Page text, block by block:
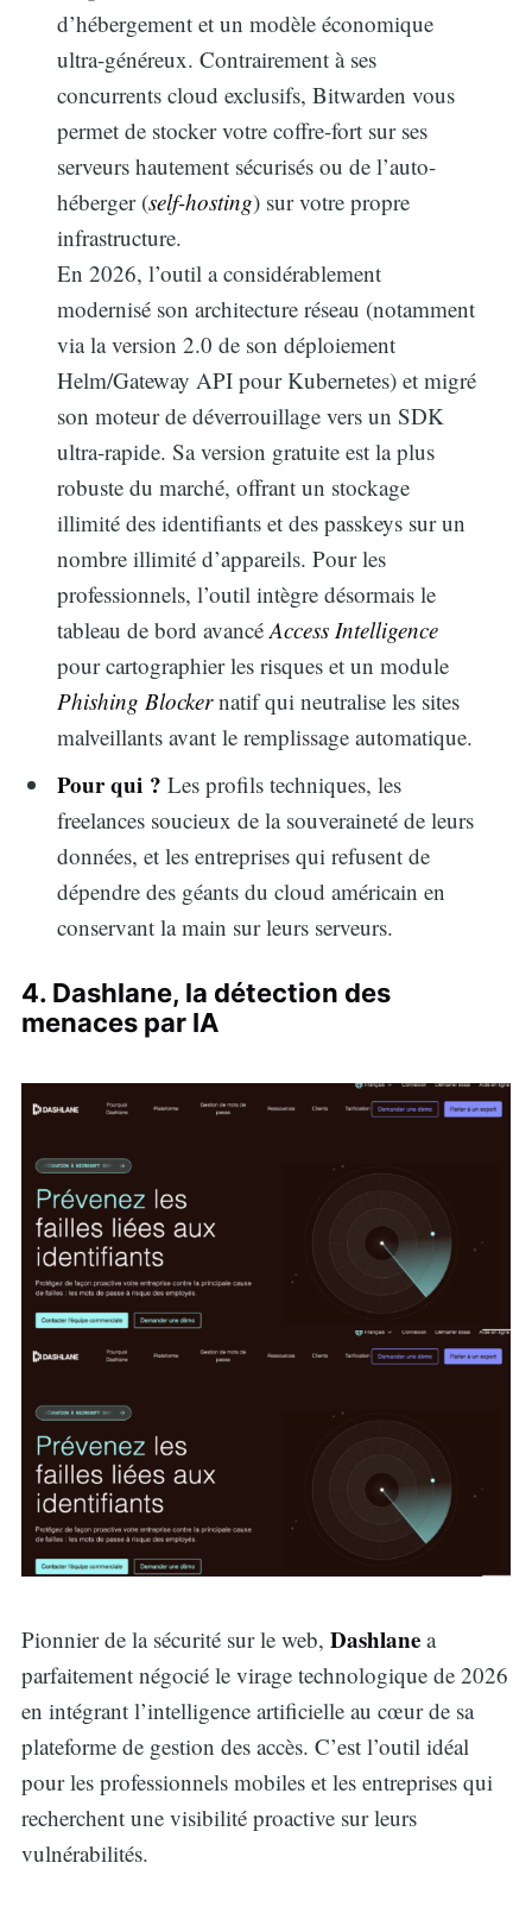
d’hébergement et un modèle économique
ultra-généreux. Contrairement à ses
concurrents cloud exclusifs, Bitwarden vous
permet de stocker votre coffre-fort sur ses
serveurs hautement sécurisés ou de l’auto-
héberger (self-hosting) sur votre propre
infrastructure.
En 2026, l’outil a considérablement
modernisé son architecture réseau (notamment
via la version 2.0 de son déploiement
Helm/Gateway API pour Kubernetes) et migré
son moteur de déverrouillage vers un SDK
ultra-rapide. Sa version gratuite est la plus
robuste du marché, offrant un stockage
illimité des identifiants et des passkeys sur un
nombre illimité d’appareils. Pour les
professionnels, l’outil intègre désormais le
tableau de bord avancéAccess Intelligence
pour cartographier les risques et un module
Phishing Blockernatif qui neutralise les sites
malveillants avant le remplissage automatique.
Pour qui ? Les profils techniques, les
freelances soucieux de la souveraineté de leurs
données, et les entreprises qui refusent de
dépendre des géants du cloud américain en
conservant la main sur leurs serveurs.
4. Dashlane, la détection des
menaces par IA
Pionnier de la sécurité sur le web, Dashlanea
parfaitement négocié le virage technologique de 2026
en intégrant l’intelligence artificielle au cœur de sa
plateforme de gestion des accès. C’est l’outil idéal
pour les professionnels mobiles et les entreprises qui
recherchent une visibilité proactive sur leurs
vulnérabilités.